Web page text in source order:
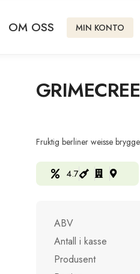
OM OSS MIN KONTO
Fruktig berliner weisse
4.7
ABV
Antall i kasse
Produsent